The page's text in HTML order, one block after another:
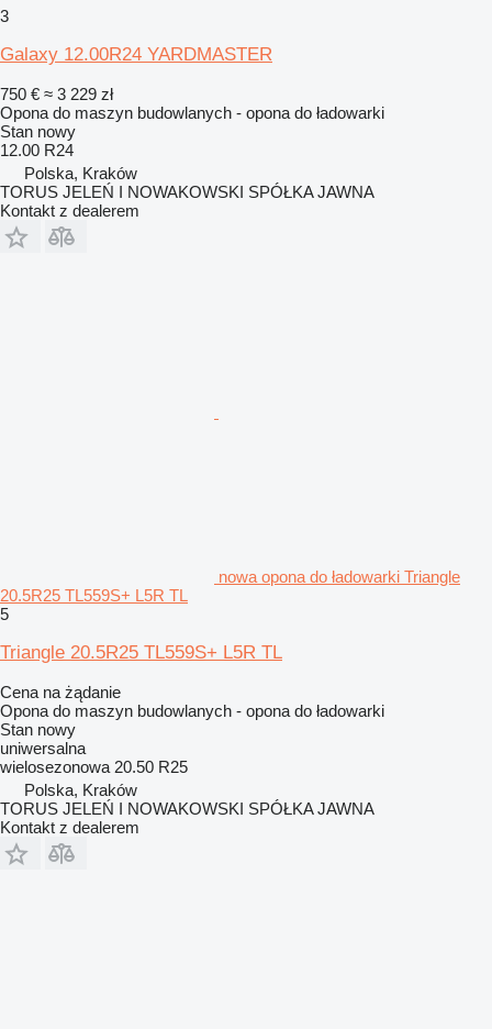
3
Galaxy 12.00R24 YARDMASTER
750 € ≈ 3 229 zł
Opona do maszyn budowlanych - opona do ładowarki
Stan nowy
12.00 R24
Polska, Kraków
TORUS JELEŃ I NOWAKOWSKI SPÓŁKA JAWNA
Kontakt z dealerem
nowa opona do ładowarki Triangle
20.5R25 TL559S+ L5R TL
5
Triangle 20.5R25 TL559S+ L5R TL
Cena na żądanie
Opona do maszyn budowlanych - opona do ładowarki
Stan nowy
uniwersalna
wielosezonowa 20.50 R25
Polska, Kraków
TORUS JELEŃ I NOWAKOWSKI SPÓŁKA JAWNA
Kontakt z dealerem